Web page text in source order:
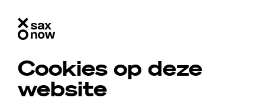
Cookies op deze
website